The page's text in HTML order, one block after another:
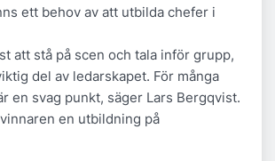
ett behov av att utbilda chefer i
att stå på scen och tala inför grupp,
del av ledarskapet. För många
en svag punkt, säger Lars Bergqvist.
en utbildning på